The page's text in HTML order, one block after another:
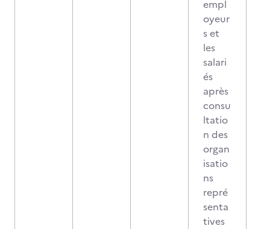
empl
oyeur
s et
les
salari
és
après
consu
ltatio
n des
organ
isatio
ns
repré
senta
tives